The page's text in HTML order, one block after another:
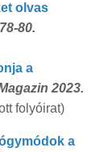
olvas
80.
a
2023.
folyóirat)
a